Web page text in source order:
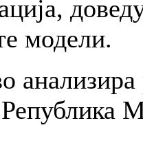
модели.
анализира